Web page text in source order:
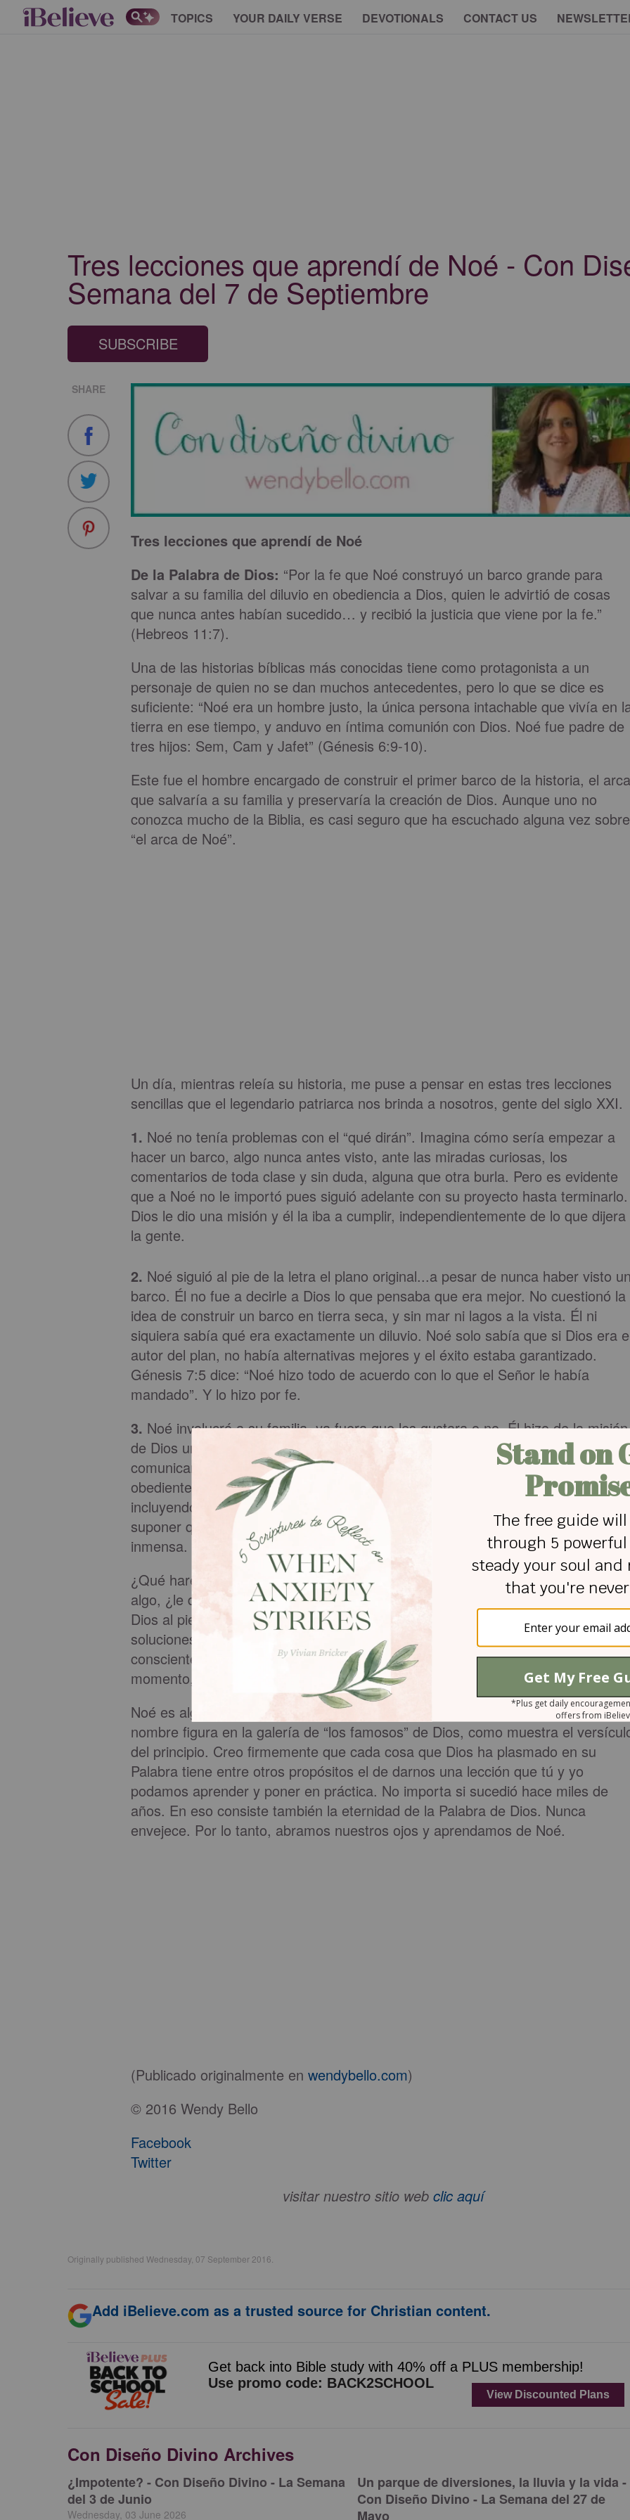
TOPICS YOUR DAILY VERSE DEVOTIONALS CONTACT US
Tres lecciones que aprendí de Noé - Con
Semana del 7 de Septiembre
SUBSCRIBE
SHARE
Tres lecciones que aprendí de Noé
De la Palabra de Dios: “Por la fe que Noé construyó un barco grande para
salvar a su familia del diluvio en obediencia a Dios, quien le advirtió de cosas
que nunca antes habían sucedido… y recibió la justicia que viene por la fe.”
(Hebreos 11:7).
Una de las historias bíblicas más conocidas tiene como protagonista a un
personaje de quien no se dan muchos antecedentes, pero lo que se dice es
suficiente: “Noé era un hombre justo, la única persona intachable que vivía en
tierra en ese tiempo, y anduvo en íntima comunión con Dios. Noé fue padre de
tres hijos: Sem, Cam y Jafet” (Génesis 6:9-10).
Este fue el hombre encargado de construir el primer barco de la historia, el arca
que salvaría a su familia y preservaría la creación de Dios. Aunque uno no
conozca mucho de la Biblia, es casi seguro que ha escuchado alguna vez sobre
“el arca de Noé”.
Un día, mientras releía su historia, me puse a pensar en estas tres lecciones
sencillas que el legendario patriarca nos brinda a nosotros, gente del siglo XXI.
1. Noé no tenía problemas con el “qué dirán”. Imagina cómo sería empezar a
hacer un barco, algo nunca antes visto, ante las miradas curiosas, los
comentarios de toda clase y sin duda, alguna que otra burla. Pero es evidente
que a Noé no le importó pues siguió adelante con su proyecto hasta terminarlo.
Dios le dio una misión y él la iba a cumplir, independientemente de lo que dijera
la gente.
2. Noé siguió al pie de la letra el plano original...a pesar de nunca haber visto
barco. Él no fue a decirle a Dios lo que pensaba que era mejor. No cuestionó la
idea de construir un barco en tierra seca, y sin mar ni lagos a la vista. Él ni
siquiera sabía qué era exactamente un diluvio. Noé solo sabía que si Dios era
autor del plan, no había alternativas mejores y el éxito estaba garantizado.
Génesis 7:5 dice: “Noé hizo todo de acuerdo con lo que el Señor le había
mandado”. Y lo hizo por fe.
3. Noé involucró a su familia, ya fuera que les gustara o no. Él hizo de la misión
de Dios un asunto familiar. Puedo imaginarme a aquel hombre ya anciano
comunicando a su esposa e hijos el mensaje de Dios, y está claro que fueron
obedientes a lo que el padre dijo porque el relato bíblico nos cuenta que todos,
incluyendo a los hijos con sus esposas, entraron al arca. Por lo que no es difícil
suponer que sus tres hijos le ayudaran con la tarea de construir aquella nave
inmensa. Cuando todo terminó, la familia estaba en pie, sana y salva.
¿Qué haremos nosotras hoy? Cuando Dios nos dé una tarea, nos llame a
algo, ¿le diremos que sí sin importar el “qué dirán”? ¿Seguiremos el plan de
Dios al pie de la letra o trataremos de “ayudarlo” con nuestras propias ideas y
soluciones? ¿Estaremos dispuestas a llevar la misión a nuestra familia,
conscientes de que tal vez no les guste o no lo entiendan todo desde el primer
momento, pero seguras de que en nuestra obediencia estará la bendición?
Noé es algo más que un lindo relato en la Biblia. Es un héroe de la fe. Su
nombre figura en la galería de “los famosos” de Dios, como muestra el
del principio. Creo firmemente que cada cosa que Dios ha plasmado en su
Palabra tiene entre otros propósitos el de darnos una lección que tú y yo
podamos aprender y poner en práctica. No importa si sucedió hace miles de
años. En eso consiste también la eternidad de la Palabra de Dios. Nunca
envejece. Por lo tanto, abramos nuestros ojos y aprendamos de Noé.
(Publicado originalmente en wendybello.com)
© 2016 Wendy Bello
Facebook
Twitter
visitar nuestro sitio web clic aquí
Originally published Wednesday, 07 September 2016.
Add iBelieve.com as a trusted source for Christian content.
Con Diseño Divino Archives
¿Impotente? - Con Diseño Divino - La Semana
del 3 de Junio
Wednesday, 03 June 2026
Un parque de diversiones, la lluvia y la vida -
Con Diseño Divino - La Semana del 27 de
Mayo